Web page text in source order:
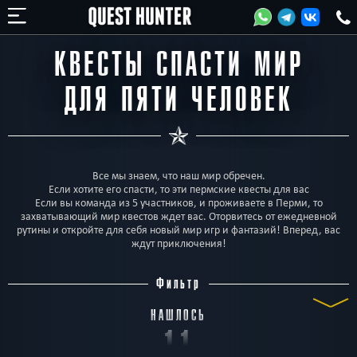
КВЕСТЫ СПАСТИ МИР
ДЛЯ ПЯТИ ЧЕЛОВЕК
Все мы знаем, что наш мир обречен.
Если хотите его спасти, то эти пермские квесты для вас
Если вы команда из 5 участников, и проживаете в Перми, то
захватывающий мир квестов ждет вас. Оторвитесь от ежедневной
рутины и откройте для себя новый мир игр и фантазий! Вперед, вас
ждут приключения!
Фильтр
НАШЛОСЬ
11